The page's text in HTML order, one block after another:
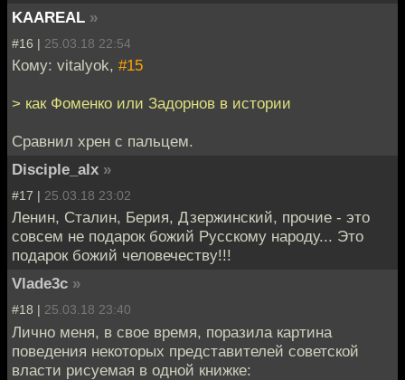
KAAREAL »
#16 | 25.03.18 22:54
Кому: vitalyok, #15
> как Фоменко или Задорнов в истории
Сравнил хрен c пальцем.
Disciple_alx »
#17 | 25.03.18 23:02
Ленин, Сталин, Берия, Дзержинский, прочие - это
совсем не подарок божий Русскому народу... Это
подарок божий человечеству!!!
Vlade3c »
#18 | 25.03.18 23:40
Лично меня, в свое время, поразила картина
поведения некоторых представителей советской
власти рисуемая в одной книжке: